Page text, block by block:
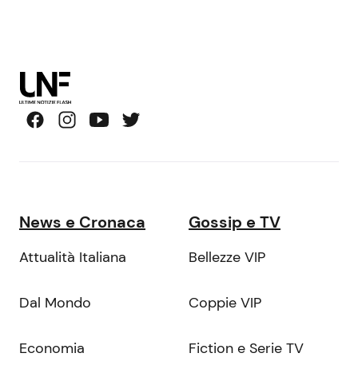
News e Cronaca
Attualità Italiana
Dal Mondo
Economia
Gossip e TV
Bellezze VIP
Coppie VIP
Fiction e Serie TV